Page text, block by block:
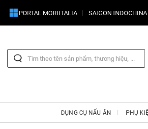
PORTAL MORIITALIA SAIGON INDOCHINA
DỤNG CỤ NẤU ĂN PHỤ